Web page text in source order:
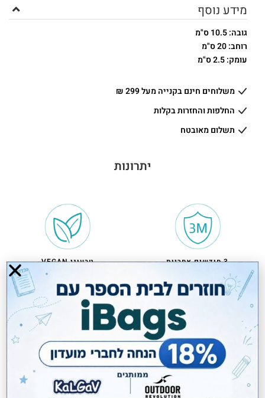
מידע נוסף
גובה: 10.5 ס"מ
רוחב: 20 ס"מ
עומק: 2.5 ס"מ
משלוחים חינם בקנייה מעל 299 ₪
החלפות והחזרות בקלות
תשלום מאובטח
יתרונות
3 חודשים אחריות טבעוני VEGAN
חלוקה פנימית משלוחים חינם בקניה מעל 299 ₪